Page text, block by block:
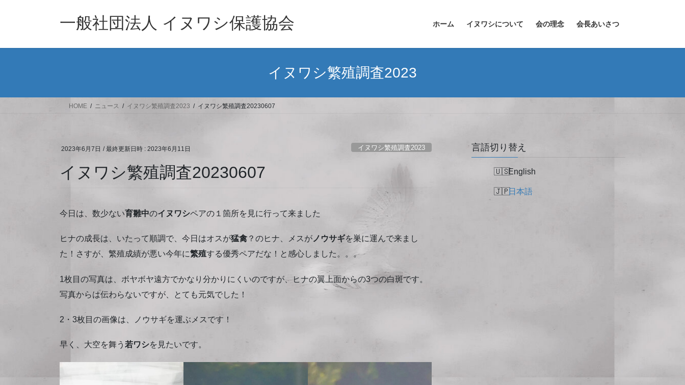
一般社団法人 イヌワシ保護協会 ホーム イヌワシについて 会の理念 会長あいさつ
イヌワシ繁殖調査2023
HOME ニュース イヌワシ繁殖調査2023 イヌワシ繁殖調査20230607
2023年6月7日 / 最終更新日時 : 2023年6月11日 イヌワシ繁殖調査2023
イヌワシ繁殖調査20230607
今日は、数少ない育雛中のイヌワシペアの１箇所を見に行って来ました
ヒナの成長は、いたって順調で、今日はオスが猛禽 ？のヒナ、メスが ノウサギを巣に運んで来まし
た！さすが、繁殖成績が悪い今年に繁殖する優秀ペアだな！と感心しました。。。
1枚目の写真は、ボヤボヤ遠方でかなり分かりにくいのですが、ヒナの翼上面からの3つの白斑です。
写真からは伝わらないですが、とても元気でした！⁡
2・3枚目の画像は、ノウサギを運ぶメスです！⁡
早く、大空を舞う 若ワシを見たいです。
言語切り替え
English
日本語